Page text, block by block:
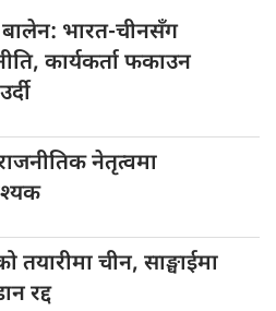
भारत-चीनसँग
कार्यकर्ता फकाउन
नेतृत्वमा
तयारीमा चीन, साङ्घाईमा
रद्द